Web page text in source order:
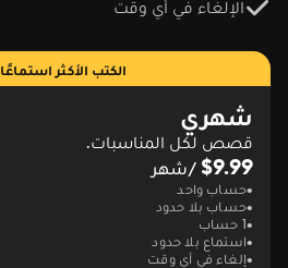
الإلغاء في أي وقت
الكتب الأكثر استماعًا
شهري
قصص لكل المناسبات.
$9.99 /شهر
حساب واحد
حساب بلا حدود
1 حساب
استماع بلا حدود
إلغاء في أي وقت